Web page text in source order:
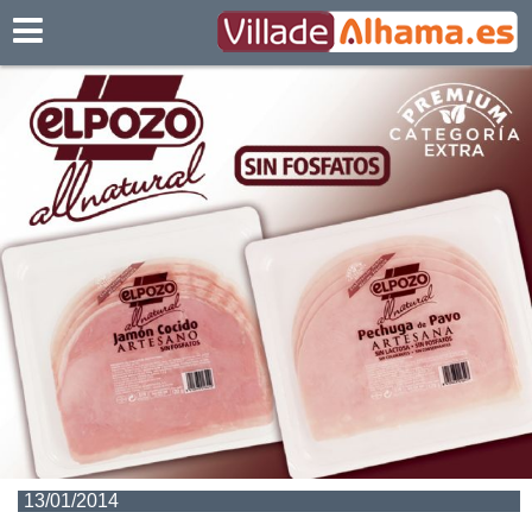
13/01/2014